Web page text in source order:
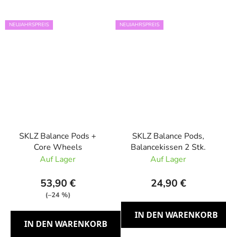
NEUJAHRSPREIS
SKLZ Balance Pods +
Core Wheels
Auf Lager
53,90 €
(–24 %)
IN DEN WARENKORB
NEUJAHRSPREIS
SKLZ Balance Pods,
Balancekissen 2 Stk.
Auf Lager
24,90 €
IN DEN WARENKORB